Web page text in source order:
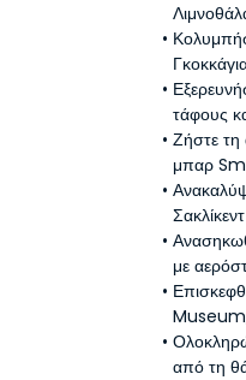
τάφους
Ζήστε
μπαρ
με
Museum,
από τη